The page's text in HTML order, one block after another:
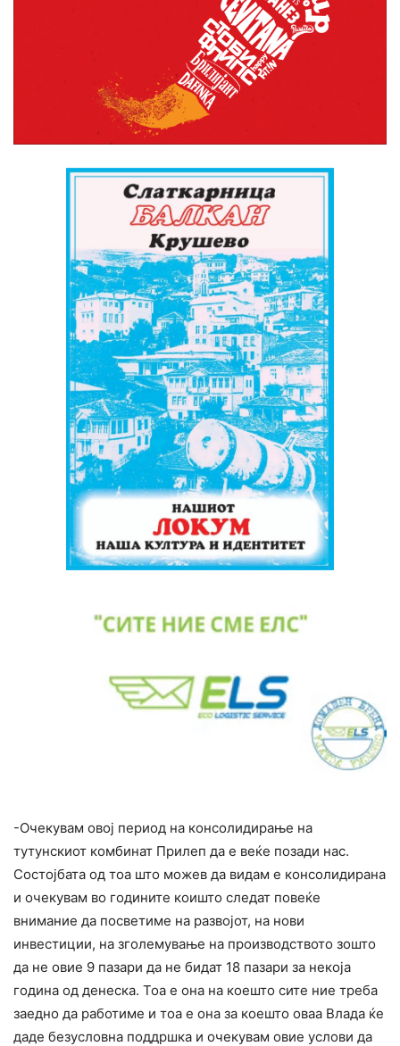
-Очекувам овој период на консолидирање на
тутунскиот комбинат Прилеп да е веќе позади нас.
Состојбата од тоа што можев да видам е консолидирана
и очекувам во годините коишто следат повеќе
внимание да посветиме на развојот, на нови
инвестиции, на зголемување на производството зошто
да не овие 9 пазари да не бидат 18 пазари за некоја
година од денеска. Тоа е она на коешто сите ние треба
заедно да работиме и тоа е она за коешто оваа Влада ќе
даде безусловна поддршка и очекувам овие услови да